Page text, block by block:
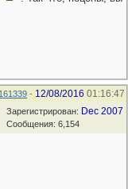
- 12/08/2016 01:16:47
Зарегистрирован: Dec 2007
Сообщения: 6,154